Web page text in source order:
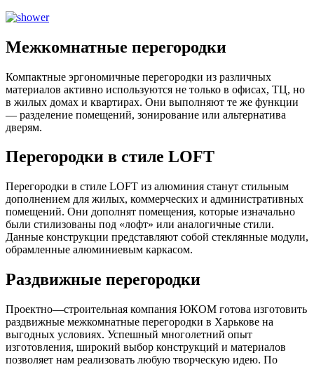
Межкомнатные перегородки
Компактные эргономичные перегородки из различных
материалов активно используются не только в офисах, ТЦ, но
в жилых домах и квартирах. Они выполняют те же функции
— разделение помещений, зонирование или альтернатива
дверям.
Перегородки в стиле LOFT
Перегородки в стиле LOFT из алюминия станут стильным
дополнением для жилых, коммерческих и административных
помещений. Они дополнят помещения, которые изначально
были стилизованы под «лофт» или аналогичные стили.
Данные конструкции представляют собой стеклянные модули,
обрамленные алюминиевым каркасом.
Раздвижные перегородки
Проектно—строительная компания ЮКОМ готова изготовить
раздвижные межкомнатные перегородки в Харькове на
выгодных условиях. Успешный многолетний опыт
изготовления, широкий выбор конструкций и материалов
позволяет нам реализовать любую творческую идею. По